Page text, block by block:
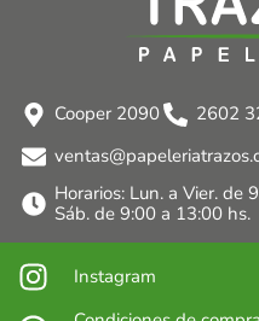
Cooper 2090 2602
Horarios: Lun. a Vier. de
Sáb. de 9:00 a 13:00 hs.
Instagram